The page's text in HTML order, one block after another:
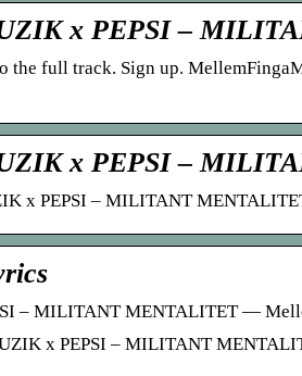
x PEPSI –
the full track. Sign up.
x PEPSI –
x PEPSI – MILITANT
– MILITANT MENTALITET —
x PEPSI – MILITANT